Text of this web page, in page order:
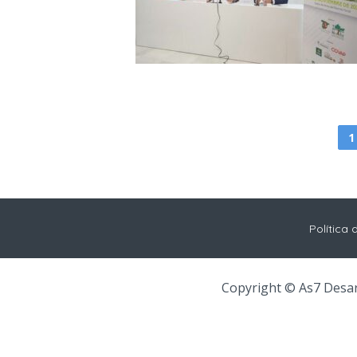
1
Política
Copyright © As7